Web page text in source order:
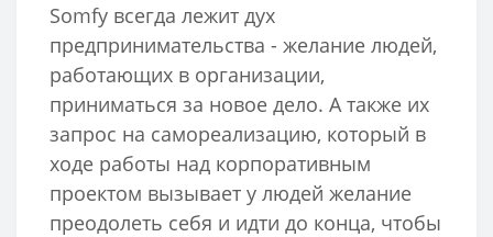
Somfy всегда лежит дух
предпринимательства - желание людей,
работающих в организации,
приниматься за новое дело. А также их
запрос на самореализацию, который в
ходе работы над корпоративным
проектом вызывает у людей желание
преодолеть себя и идти до конца, чтобы